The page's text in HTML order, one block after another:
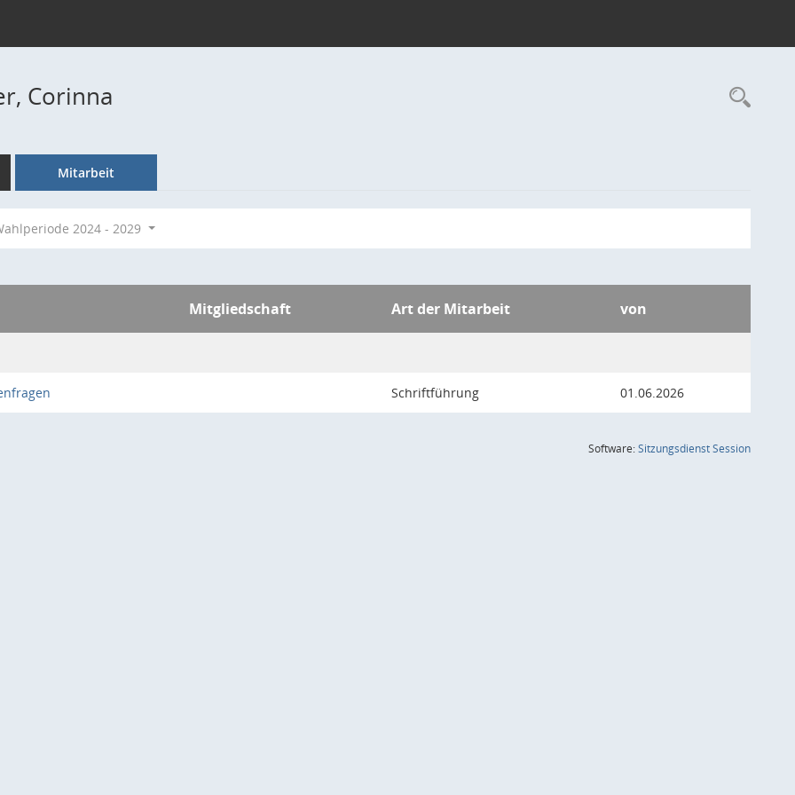
Corinna
Mitarbeit
2024 - 2029
Mitgliedschaft Art der Mitarbeit von
Schriftführung 01.06.2026
Software:SitzungsdienstSession(Wird in